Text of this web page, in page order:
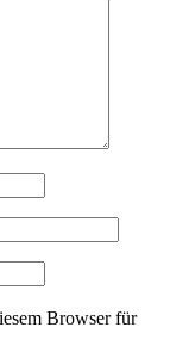
Browser für